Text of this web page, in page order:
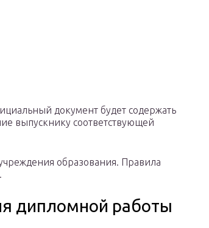
документ будет содержать
выпускнику соответствующей
образования. Правила
дипломной работы